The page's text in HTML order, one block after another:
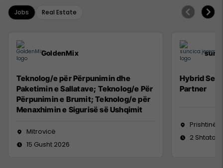
Jobs Real Estate
GoldenMix
Teknolog/e për Përpunimin dhe
Paketimin e Sallatave; Teknolog/e Për
Përpunimin e Brumit; Teknolog/e për
Menaxhimin e Sigurisë së Ushqimit
Mitrovicë
15 Gusht 2026
Hybrid
Partner
Prishtinë
2 Shtator